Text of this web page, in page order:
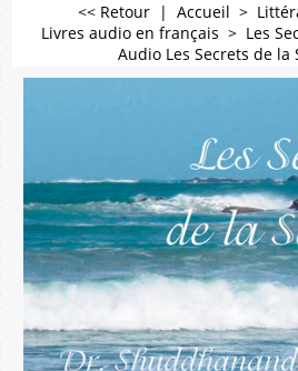
<< Retour | Accueil >
Livres audio en français > Les
Audio Les Secrets de la